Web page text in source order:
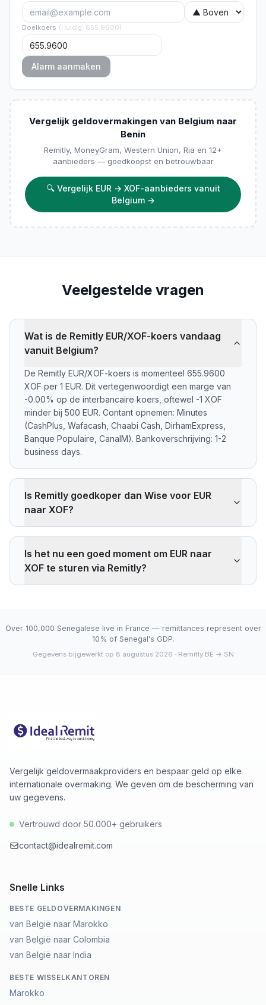
Doelkoers (Huidig: 655.9600)
Alarm aanmaken
Vergelijk geldovermakingen van Belgium naar
Benin
Remitly, MoneyGram, Western Union, Ria en 12+
aanbieders — goedkoopst en betrouwbaar
🔍 Vergelijk EUR → XOF-aanbieders vanuit
Belgium→
Veelgestelde vragen
Wat is de Remitly EUR/XOF-koers vandaag
vanuit Belgium?
De Remitly EUR/XOF-koers is momenteel 655.9600
XOF per 1 EUR. Dit vertegenwoordigt een marge van
-0.00% op de interbancaire koers, oftewel -1 XOF
minder bij 500 EUR. Contant opnemen: Minutes
(CashPlus, Wafacash, Chaabi Cash, DirhamExpress,
Banque Populaire, CanalM). Bankoverschrijving: 1-2
business days.
Is Remitly goedkoper dan Wise voor EUR
naar XOF?
ontvanger -1 XOF minder dan de referentiekoers. Wise
rekent doorgaans ~0,40% (~1312 XOF minder bij 500
EUR). Het voordeel van Remitly is contant ophalen via
Is het nu een goed moment om EUR naar
XOF te sturen via Remitly?
07).
Over 100,000 Senegalese live in France — remittances represent over
10% of Senegal's GDP.
Gegevens bijgewerkt op 8 augustus 2026 · Remitly BE → SN
Vergelijk geldovermaakproviders en bespaar geld op elke
internationale overmaking. We geven om de bescherming van
uw gegevens.
Vertrouwd door 50.000+ gebruikers
contact@idealremit.com
Snelle Links
BESTE GELDOVERMAKINGEN
van België naar Marokko
van België naar Colombia
van België naar India
BESTE WISSELKANTOREN
Marokko